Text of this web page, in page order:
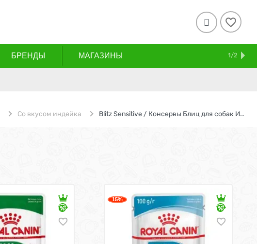

БРЕНДЫ МАГАЗИНЫ ДОСТАВКА И ОПЛАТА
1/2
Со вкусом индейка Blitz Sensitive / Консервы Блиц для собак Индейка с Печенью (цена за упаковку)
15%